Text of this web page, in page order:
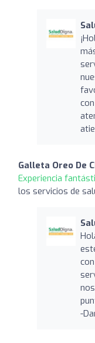
Galleta Oreo De
Experiencia
los servicios de
-